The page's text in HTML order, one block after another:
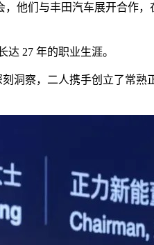
他们与丰田汽车展开合作
27 年的职业生涯。
洞察，二人携手创立了常